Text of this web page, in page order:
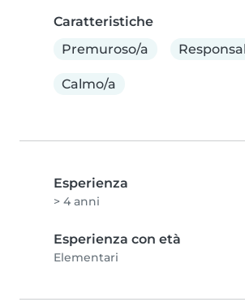
Caratteristiche
Premuroso/a
Calmo/a
Esperienza
> 4 anni
Esperienza con età
Elementari